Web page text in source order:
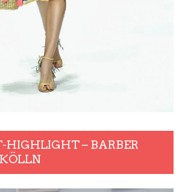
HIGHLIGHT – BARBER